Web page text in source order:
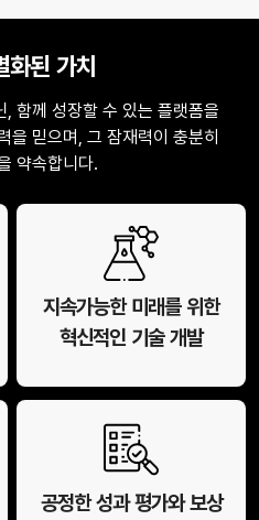
화된 가치
함께 성장할 수 있는 플랫폼을
을 믿으며, 그 잠재력이 충분히
약속합니다.
지속가능한 미래를 위한
혁신적인 기술 개발
공정한 성과 평가와 보상